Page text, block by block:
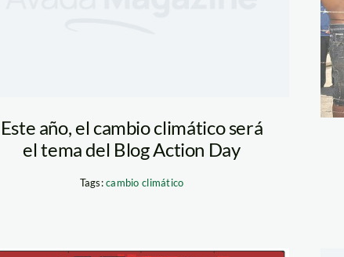
Este año, el cambio climático será
el tema del Blog Action Day
Tags:cambio climático